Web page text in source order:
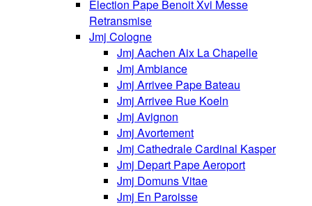
Election Pape Benoit Xvi Messe
Retransmise
Jmj Cologne
Jmj Aachen Aix La Chapelle
Jmj Ambiance
Jmj Arrivee Pape Bateau
Jmj Arrivee Rue Koeln
Jmj Avignon
Jmj Avortement
Jmj Cathedrale Cardinal Kasper
Jmj Depart Pape Aeroport
Jmj Domuns Vitae
Jmj En Paroisse